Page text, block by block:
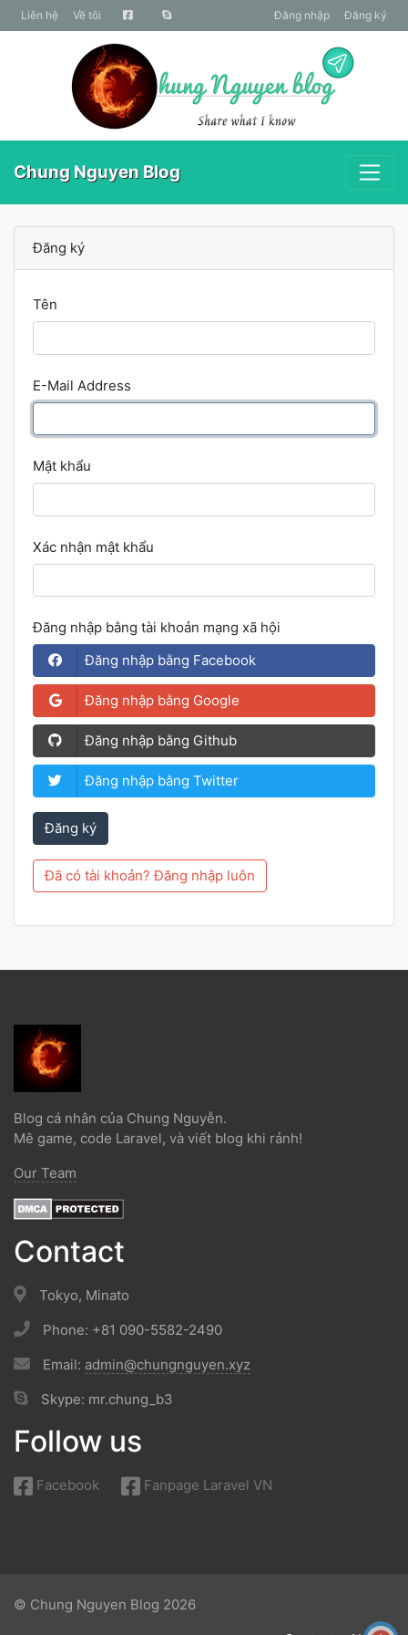
liên hệ Về tôi Đăng nhập Đăng ký
Chung Nguyen Blog
Đăng ký
Tên
E-Mail Address
Mật khẩu
Xác nhận mật khẩu
Đăng nhập bằng tài khoản mạng xã hội
Đăng nhập bằng Facebook
Đăng nhập bằng Google
Đăng nhập bằng Github
Đăng nhập bằng Twitter
Đăng ký
Đã có tài khoản? Đăng nhập luôn
Blog cá nhân của Chung Nguyễn.
Mê game, code Laravel, và viết blog khi rảnh!
Our Team
Contact
Tokyo, Minato
Phone: +81 090-5582-2490
Email: admin@chungnguyen.xyz
Skype: mr.chung_b3
Follow us
Facebook Fanpage Laravel VN
© Chung Nguyen Blog 2026